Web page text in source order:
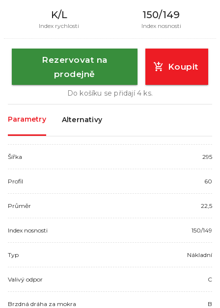
K/L
Index rychlosti
150/149
Index nosnosti
Rezervovat na
prodejně
Koupit
Do košíku se přidají4 ks.
Parametry Alternativy
Šířka 295
Profil 60
Průměr 22,5
Index nosnosti 150/149
Typ Nákladní
Valivý odpor C
Brzdná dráha za mokra B